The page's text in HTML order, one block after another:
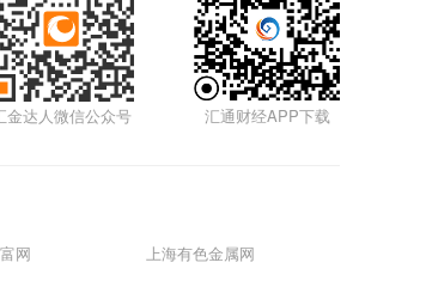
01月14日0114外汇
汇通财经APP下载
金达人微信公众号
网
上海有色金属网